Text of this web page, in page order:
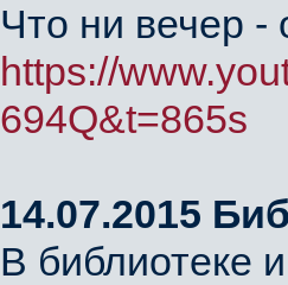
Что ни вечер -
https://
694Q&t=865s
14.07.2015
В библиотеке